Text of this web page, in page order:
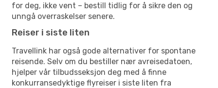
for deg, ikke vent – bestill tidlig for å sikre den og
unngå overraskelser senere.
Reiser i siste liten
Travellink har også gode alternativer for spontane
reisende. Selv om du bestiller nær avreisedatoen,
hjelper vår tilbudsseksjon deg med å finne
konkurransedyktige flyreiser i siste liten fra